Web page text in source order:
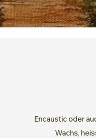
Encaustic oder
Wachs,